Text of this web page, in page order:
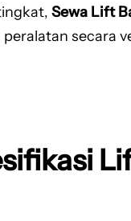
Sewa Lift
secara